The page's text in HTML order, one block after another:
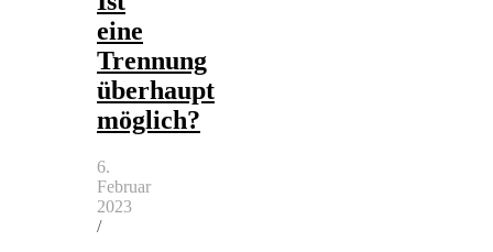
eine
Trennung
überhaupt
möglich?
6.
Februar
2023
/